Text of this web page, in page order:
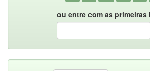
ou entre com as primeiras